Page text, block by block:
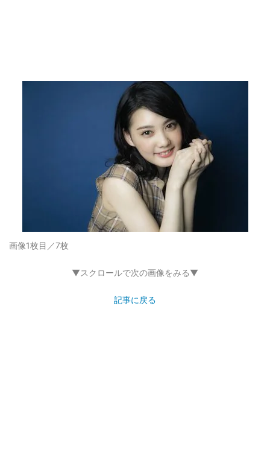
画像1枚目／7枚
▼スクロールで次の画像をみる▼
記事に戻る